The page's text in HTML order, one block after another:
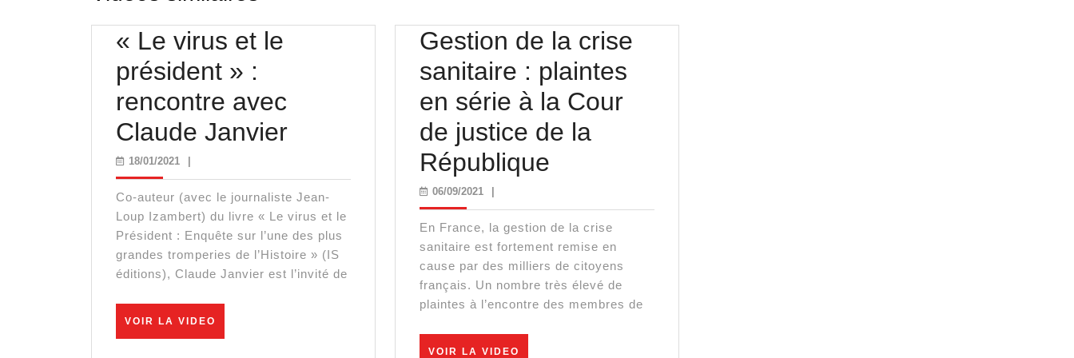
« Le virus et le
président » :
rencontre avec
Claude Janvier« Le
et
le
président »
:
18/01/202118/01/2021
Co-auteur (avec le journaliste Jean-
Loup Izambert) du livre « Le virus et le
Président : Enquête sur l’une des plus
grandes tromperies de l’Histoire » (IS
éditions), Claude Janvier est l’invité de
VOIR LA VIDEO
Gestion de la crise
sanitaire : plaintes
en série à la Cour
de justice de la
République
la
crise
sanitaire
:
06/09/202106/09/2021
En France, la gestion de la crise
sanitaire est fortement remise en
cause par des milliers de citoyens
français. Un nombre très élevé de
plaintes à l’encontre des membres de
VOIR LA VIDEO